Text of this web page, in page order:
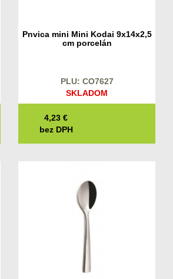
Pnvica mini Mini Kodai 9x14x2,5
cm porcelán
PLU: CO7627
SKLADOM
4,23 €
bez DPH